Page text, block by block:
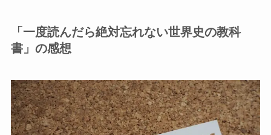
「一度読んだら絶対忘れない世界史の教科
書」の感想